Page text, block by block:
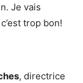
Je vais
trop bon!
, directrice